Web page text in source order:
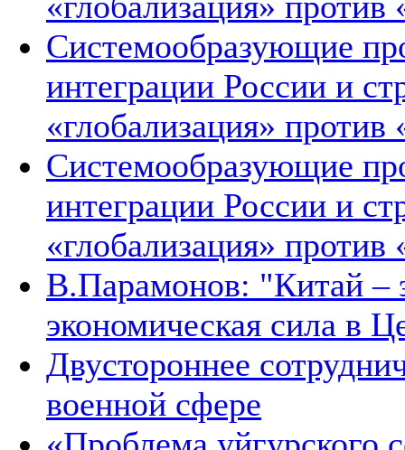
Системообразующие
интеграции России и
«глобализация»
Системообразующие
интеграции России и
«глобализация»
В.Парамонов: "Китай –
экономическая сила в
Двустороннее
военной сфере